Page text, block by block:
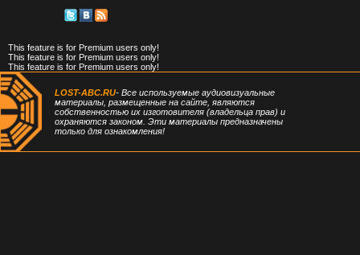
This feature is for Premium users only!
This feature is for Premium users only!
This feature is for Premium users only!
LOST-ABC.RU- Все используемые аудиовизуальные
материалы, размещенные на сайте, являются
собственностью их изготовителя (владельца прав) и
охраняются законом. Эти материалы предназначены
только для ознакомления!